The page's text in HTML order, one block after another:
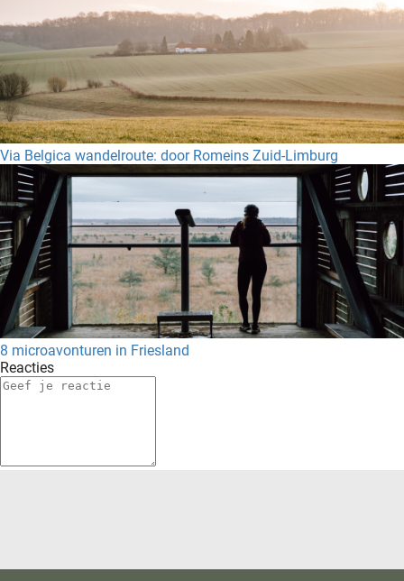
Via Belgica wandelroute: door Romeins Zuid-Limburg
8 microavonturen in Friesland
Reacties